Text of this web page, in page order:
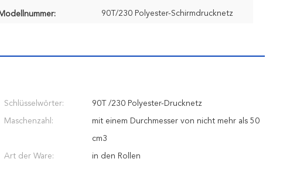
Modellnummer: 90T/230 Polyester-Schirmdrucknetz
Schlüsselwörter: 90T /230 Polyester-Drucknetz
Maschenzahl: mit einem Durchmesser von nicht mehr als 50
cm3
Art der Ware: in den Rollen